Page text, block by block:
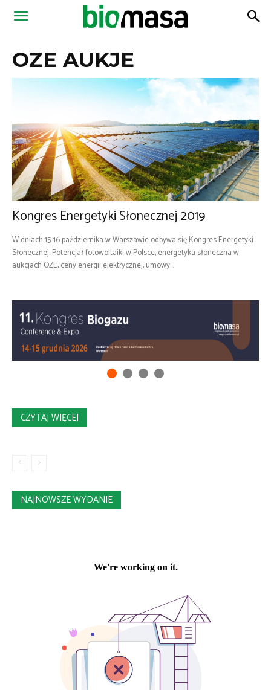
Magazyn
OZE AUKJE
Kongres Energetyki Słonecznej 2019
W dniach 15-16 października w Warszawie odbywa się Kongres Energetyki
Słonecznej. Potencjał fotowoltaiki w Polsce, energetyka słoneczna w
aukcjach OZE, ceny energii elektrycznej, umowy...
CZYTAJ WIĘCEJ
NAJNOWSZE WYDANIE